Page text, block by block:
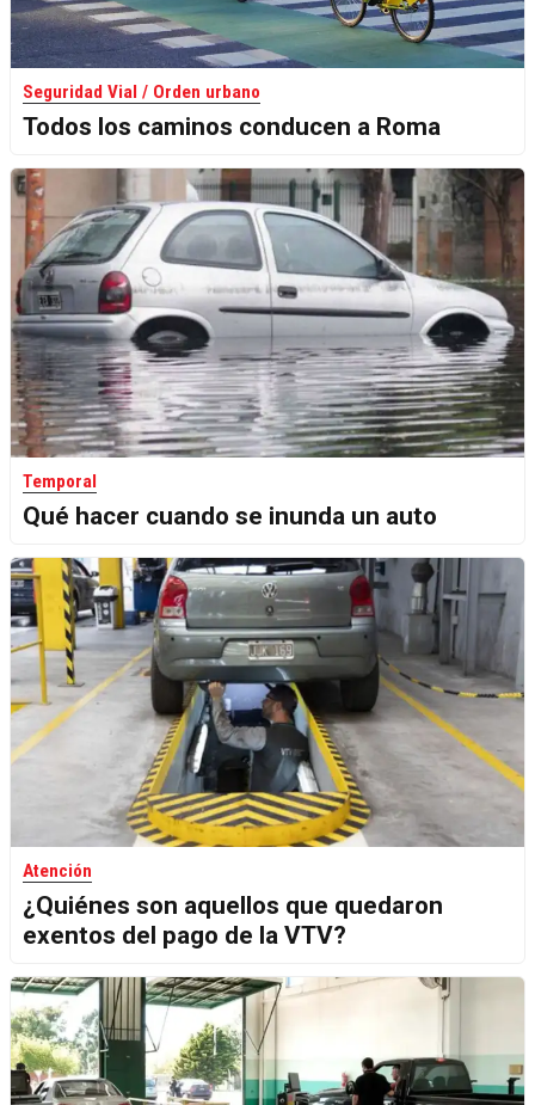
Seguridad Vial / Orden urbano
Todos los caminos conducen a Roma
Temporal
Qué hacer cuando se inunda un auto
Atención
¿Quiénes son aquellos que quedaron
exentos del pago de la VTV?